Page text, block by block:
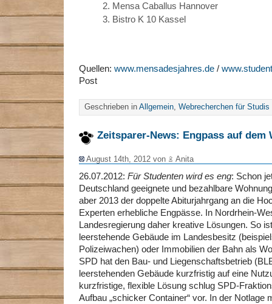
Mensa Caballus Hannover
Bistro K 10 Kassel
Quellen: www.mensadesjahres.de /
Post
Geschrieben in Allgemein, Webrecherchen für Studis
Zeitsparer-News: Engpass auf dem
August 14th, 2012 von Anita
26.07.2012: Für Studenten wird es eng: Schon
Deutschland geeignete und bezahlbare
aber 2013 der doppelte Abiturjahrgang an die
Experten erhebliche Engpässe. In Nordrhein-
Landesregierung daher kreative Lösungen. So
leerstehende Gebäude im Landesbesitz
Polizeiwachen) oder Immobilien der Bahn als
SPD hat den Bau- und Liegenschaftsbetrieb
leerstehenden Gebäude kurzfristig auf eine
kurzfristige, flexible Lösung schlug SPD-
Aufbau „schicker Container“ vor. In der Notlage